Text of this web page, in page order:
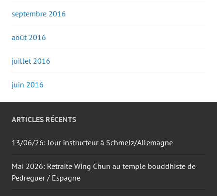
septembre 2016
août 2016
juillet 2016
juin 2016
ARTICLES RÉCENTS
13/06/26: Jour instructeur à Schmelz/Allemagne
Mai 2026: Retraite Wing Chun au temple bouddhiste de
Pedreguer / Espagne